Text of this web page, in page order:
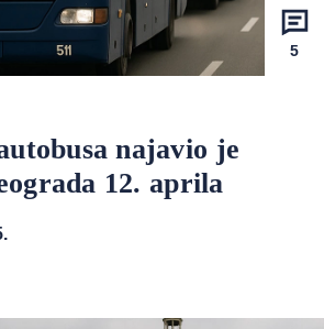
5
najavio je
12. aprila